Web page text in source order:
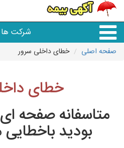
شرکت ها
صفحه اصلی خطای داخلی سرور
خطای
متاسفانه صفحه
بودید